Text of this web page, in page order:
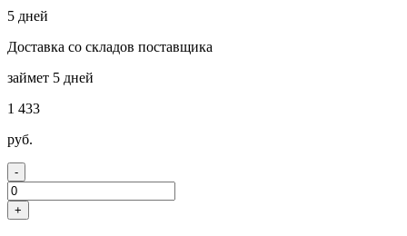
5 дней
Доставка со складов поставщика
займет 5 дней
1 433
руб.
-
+